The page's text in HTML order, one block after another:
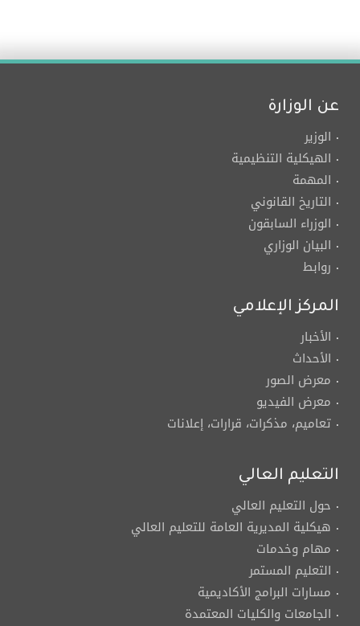
عن الوزارة
الوزير
الهيكلية التنظيمية
المهمة
التاريخ القانوني
الوزراء السابقون
البيان الوزاري
روابط
المركز الإعلامي
الأخبار
الأحداث
معرض الصور
معرض الفيديو
تعاميم، مذكرات، قرارات، إعلانات
التعليم العالي
حول التعليم العالي
هيكلية المديرية العامة للتعليم العالي
مهام وخدمات
التعليم المستمر
مسارات البرامج الأكاديمية
الجامعات والكليات المعتمدة